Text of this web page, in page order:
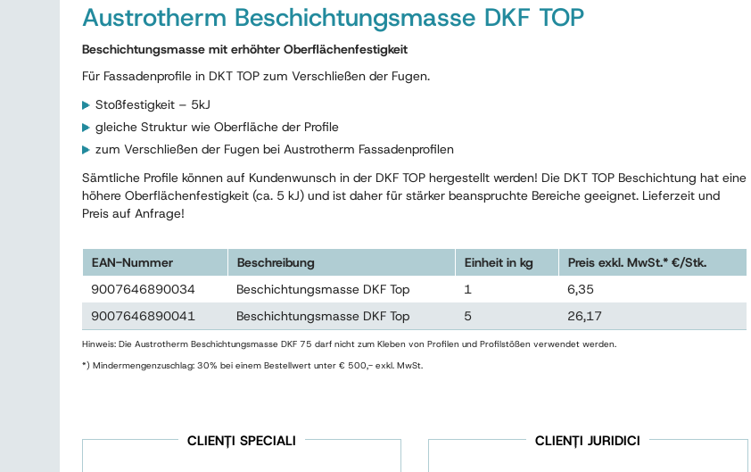
Austrotherm Beschichtungsmasse DKF TOP
Beschichtungsmasse mit erhöhter Oberflächenfestigkeit
Für Fassadenprofile in DKT TOP zum Verschließen der Fugen.
Stoßfestigkeit – 5kJ
gleiche Struktur wie Oberfläche der Profile
zum Verschließen der Fugen bei Austrotherm Fassadenprofilen
Sämtliche Profile können auf Kundenwunsch in der DKF TOP hergestellt werden! Die DKT TOP Beschichtung hat eine
höhere Oberflächenfestigkeit (ca. 5 kJ) und ist daher für stärker beanspruchte Bereiche geeignet. Lieferzeit und
Preis auf Anfrage!
EAN-Nummer Beschreibung Einheit in kg
Preis exkl. MwSt.* €/Stk.
9007646890034
Beschichtungsmasse DKF Top 1
6,35
9007646890041
Beschichtungsmasse DKF Top 5 26,17
Hinweis: Die Austrotherm Beschichtungsmasse DKF 75 darf nicht zum Kleben von Profilen und Profilstößen verwendet werden.
*) Mindermengenzuschlag: 30% bei einem Bestellwert unter € 500,- exkl. MwSt.
CLIENȚI SPECIALI CLIENȚI JURIDICI